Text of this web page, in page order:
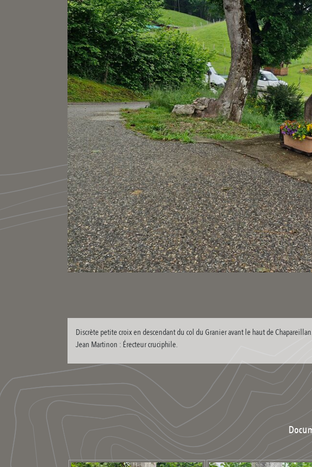
Discrète petite croix en descendant du col du Granier avant le haut de
Jean Martinon : Érecteur cruciphile.